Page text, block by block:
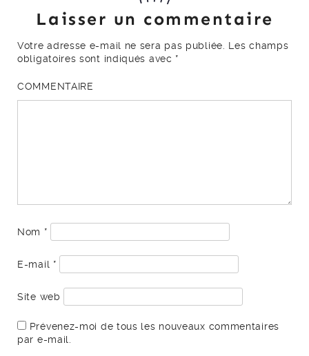
Laisser un commentaire
Votre adresse e-mail ne sera pas publiée. Les champs
obligatoires sont indiqués avec *
COMMENTAIRE
Nom *
E-mail *
Site web
Prévenez-moi de tous les nouveaux commentaires
par e-mail.